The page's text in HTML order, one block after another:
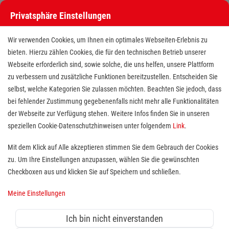
Notfallsanitäter als Praxisanleiter
(m/w/d)
Standort(e):Butzbach
Privatsphäre Einstellungen
Wir verwenden Cookies, um Ihnen ein optimales Webseiten-Erlebnis zu
bieten. Hierzu zählen Cookies, die für den technischen Betrieb unserer
Webseite erforderlich sind, sowie solche, die uns helfen, unsere Plattform
zu verbessern und zusätzliche Funktionen bereitzustellen. Entscheiden Sie
selbst, welche Kategorien Sie zulassen möchten. Beachten Sie jedoch, dass
bei fehlender Zustimmung gegebenenfalls nicht mehr alle Funktionalitäten
der Webseite zur Verfügung stehen. Weitere Infos finden Sie in unseren
speziellen Cookie-Datenschutzhinweisen unter folgendem Link.
Mit dem Klick auf Alle akzeptieren stimmen Sie dem Gebrauch der Cookies
zu. Um Ihre Einstellungen anzupassen, wählen Sie die gewünschten
Checkboxen aus und klicken Sie auf Speichern und schließen.
Meine Einstellungen
Ich bin nicht einverstanden